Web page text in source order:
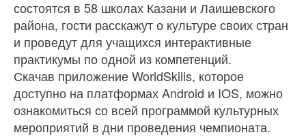
состоятся в 58 школах Казани и Лаишевского
района, гости расскажут о культуре своих стран
и проведут для учащихся интерактивные
практикумы по одной из компетенций.
Скачав приложение WorldSkills, которое
доступно на платформах Android и IOS, можно
ознакомиться со всей программой культурных
мероприятий в дни проведения чемпионата.